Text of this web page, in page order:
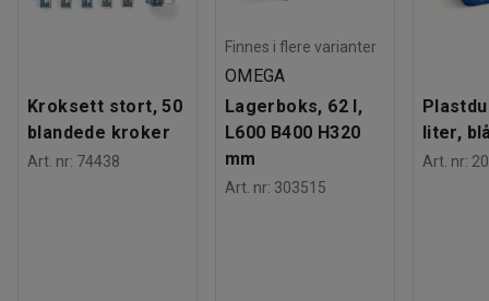
Lokkene er enkle å løfte opp når du skal bytte poser.
Pakken med kildesorteringsbeholdere og lokk leveres med
to plastposer til hver beholder.
Kroksett stort, 50
blandede kroker
Art. nr: 74438
Finnes i flere varianter
OMEGA
Lagerboks, 62 l,
L600 B400 H320
mm
Art. nr: 303515
liter,
Art. nr: